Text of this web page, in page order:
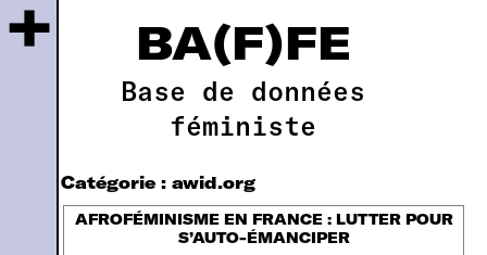
BA(F)FE
Base de données
féministe
+
Catégorie : awid.org
AFROFÉMINISME EN FRANCE : LUTTER POUR
S’AUTO-ÉMANCIPER